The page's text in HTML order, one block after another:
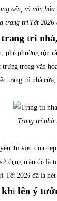
đến, và văn
trang trí Tết 2026
trí
phố phường rộn
trưng trong văn
trang trí nhà
Trang trí nhà
thì việc dọn
dụng màu đỏ là
Tết 2026 đã là
lên ý